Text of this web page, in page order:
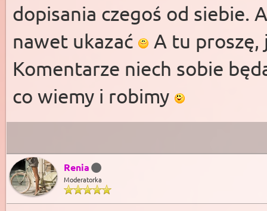
dopisania czegoś od siebie.
nawet ukazać
A tu
Komentarze niech sobie
co wiemy i robimy
Renia
Moderatorka